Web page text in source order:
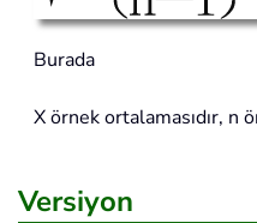
Burada
X örnek ortalamasıdır, n
Versiyon